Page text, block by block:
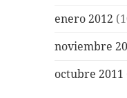
enero 2012
noviembre
octubre 2011